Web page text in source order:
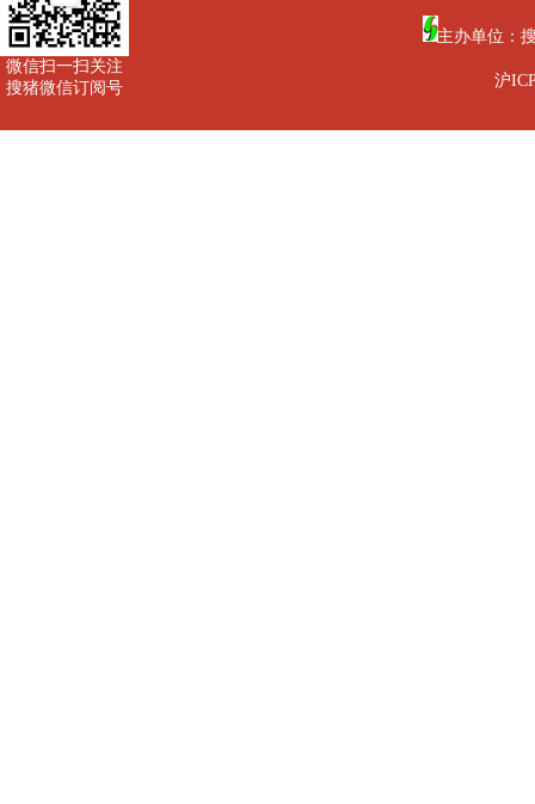
微信扫一扫关注
搜猪微信订阅号
主办单位：
沪